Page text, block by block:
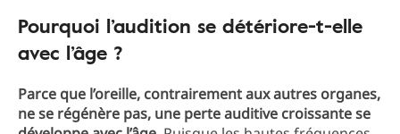
Pourquoi l’audition se détériore-t-elle
avec l’âge ?
Parce que l’oreille, contrairement aux autres organes,
ne se régénère pas, une perte auditive croissante se